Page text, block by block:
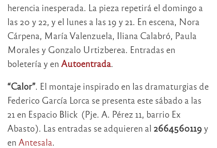
herencia inesperada. La pieza repetirá el domingo a
las 20 y 22, y el lunes a las 19 y 21. En escena, Nora
Cárpena, María Valenzuela, Iliana Calabró, Paula
Morales y Gonzalo Urtizberea. Entradas en
boletería y en Autoentrada.
“Calor”. El montaje inspirado en las dramaturgias de
Federico García Lorca se presenta este sábado a las
21 en Espacio Blick (Pje. A. Pérez 11, barrio Ex
Abasto). Las entradas se adquieren al 2664560119 y
en Antesala.